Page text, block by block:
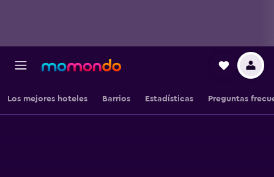
Los mejores hoteles Barrios Estadísticas Preguntas